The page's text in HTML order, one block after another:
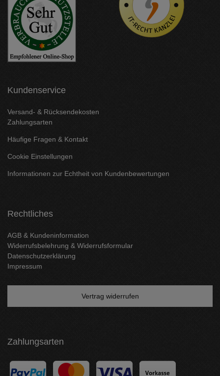
Kundenservice
Versand- & Rücksendekosten
Zahlungsarten
Häufige Fragen & Kontakt
Cookie Einstellungen
Informationen zur Echtheit von Kundenbewertungen
Rechtliches
AGB & Kundeninformation
Widerrufsbelehrung & Widerrufsformular
Datenschutzerklärung
Impressum
Vertrag widerrufen
Zahlungsarten